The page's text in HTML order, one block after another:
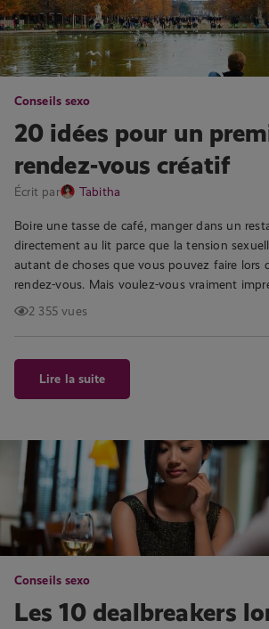
Conseils sexo
20 idées pour un
rendez-vous créatif
Écrit par Tabitha
Boire une tasse de café, manger dans un
directement au lit parce que la tension
autant de choses que vous pouvez faire lors
rendez-vous. Mais voulez-vous vraiment
2 355 vues
Lire la suite
Conseils sexo
Les 10 dealbreakers